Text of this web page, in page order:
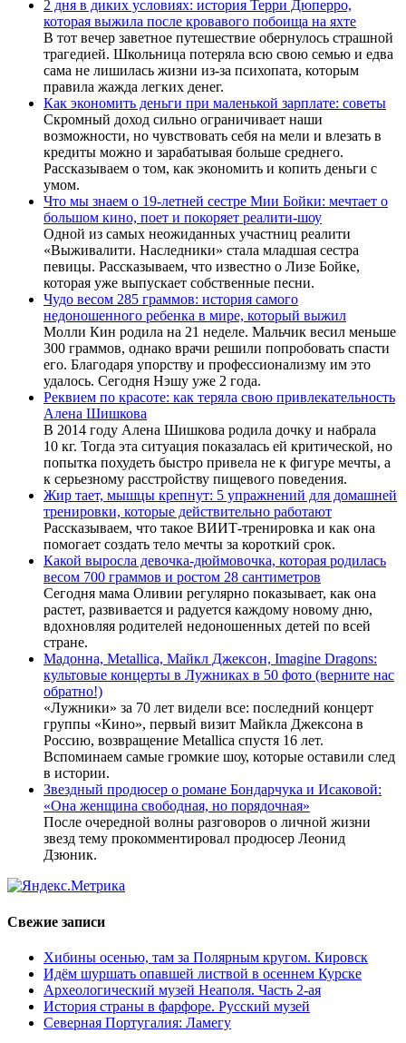
2 дня в диких условиях: история Терри Дюперро,
которая выжила после кровавого побоища на яхте
В тот вечер заветное путешествие обернулось страшной
трагедией. Школьница потеряла всю свою семью и едва
сама не лишилась жизни из-за психопата, которым
правила жажда легких денег.
Как экономить деньги при маленькой зарплате: советы
Скромный доход сильно ограничивает наши
возможности, но чувствовать себя на мели и влезать в
кредиты можно и зарабатывая больше среднего.
Рассказываем о том, как экономить и копить деньги с
умом.
Что мы знаем о 19-летней сестре Мии Бойки: мечтает о
большом кино, поет и покоряет реалити-шоу
Одной из самых неожиданных участниц реалити
«Выживалити. Наследники» стала младшая сестра
певицы. Рассказываем, что известно о Лизе Бойке,
которая уже выпускает собственные песни.
Чудо весом 285 граммов: история самого
недоношенного ребенка в мире, который выжил
Молли Кин родила на 21 неделе. Мальчик весил меньше
300 граммов, однако врачи решили попробовать спасти
его. Благодаря упорству и профессионализму им это
удалось. Сегодня Нэшу уже 2 года.
Реквием по красоте: как теряла свою привлекательность
Алена Шишкова
В 2014 году Алена Шишкова родила дочку и набрала
10 кг. Тогда эта ситуация показалась ей критической, но
попытка похудеть быстро привела не к фигуре мечты, а
к серьезному расстройству пищевого поведения.
Жир тает, мышцы крепнут: 5 упражнений для домашней
тренировки, которые действительно работают
Рассказываем, что такое ВИИТ-тренировка и как она
помогает создать тело мечты за короткий срок.
Какой выросла девочка-дюймовочка, которая родилась
весом 700 граммов и ростом 28 сантиметров
Сегодня мама Оливии регулярно показывает, как она
растет, развивается и радуется каждому новому дню,
вдохновляя родителей недоношенных детей по всей
стране.
Мадонна, Metallica, Майкл Джексон, Imagine Dragons:
культовые концерты в Лужниках в 50 фото (верните нас
обратно!)
«Лужники» за 70 лет видели все: последний концерт
группы «Кино», первый визит Майкла Джексона в
Россию, возвращение Metallica спустя 16 лет.
Вспоминаем самые громкие шоу, которые оставили след
в истории.
Звездный продюсер о романе Бондарчука и Исаковой:
«Она женщина свободная, но порядочная»
После очередной волны разговоров о личной жизни
звезд тему прокомментировал продюсер Леонид
Дзюник.
Свежие записи
Хибины осенью, там за Полярным кругом. Кировск
Идём шуршать опавшей листвой в осеннем Курске
Археологический музей Неаполя. Часть 2-ая
История страны в фарфоре. Русский музей
Северная Португалия: Ламегу